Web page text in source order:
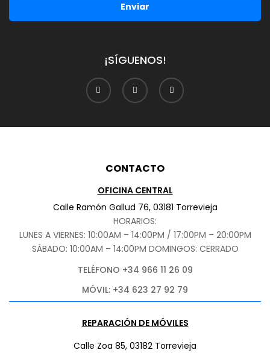
Enviar
¡SÍGUENOS!
CONTACTO
OFICINA CENTRAL
Calle Ramón Gallud 76, 03181 Torrevieja
HORARIOS:
LUNES A VIERNES: 10:00AM – 14:00PM / 17:00PM – 20:00PM
SÁBADO: 10:00AM – 14:00PM DOMINGOS: CERRADO
TELÉFONO +34 966 11 26 09
MÓVIL: +34 623 27 92 79
REPARACIÓN DE MÓVILES
Calle Zoa 85, 03182 Torrevieja